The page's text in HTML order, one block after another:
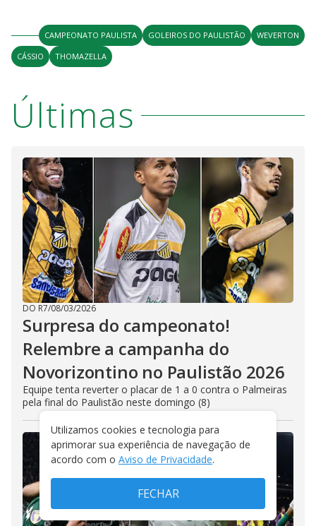
CAMPEONATO PAULISTA GOLEIROS DO PAULISTÃO
WEVERTON
CÁSSIO
THOMAZELLA
Últimas
DO R7/08/03/2026
Surpresa do campeonato!
Relembre a campanha do
Novorizontino no Paulistão 2026
Equipe tenta reverter o placar de 1 a 0 contra o Palmeiras
pela final do Paulistão neste domingo (8)
Utilizamos cookies e tecnologia para
aprimorar sua experiência de navegação de
acordo com o Aviso de Privacidade.
FECHAR